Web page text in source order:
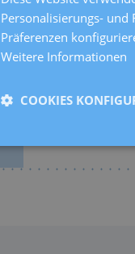
Personalisierungs- und
Präferenzen
Weitere Informationen
COOKIES